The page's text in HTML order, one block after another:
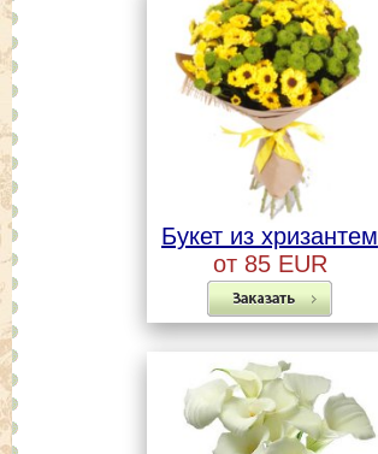
Букет из хризантем
от 85 EUR